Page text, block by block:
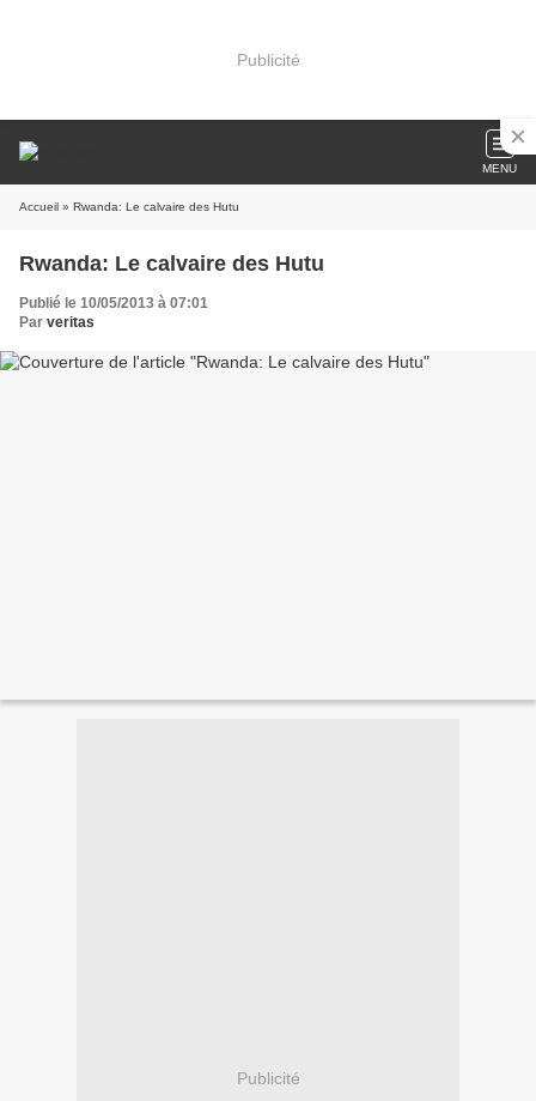
Publicité
MENU
Accueil » Rwanda: Le calvaire des Hutu
Rwanda: Le calvaire des Hutu
Publié le 10/05/2013 à 07:01
Par veritas
Publicité